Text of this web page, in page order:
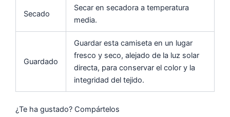
Secado
Secar en secadora a temperatura
media.
Guardado
Guardar esta camiseta en un lugar
fresco y seco, alejado de la luz solar
directa, para conservar el color y la
integridad del tejido.
¿Te ha gustado? Compártelos